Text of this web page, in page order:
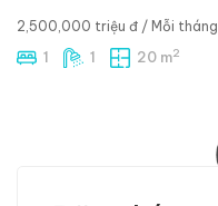
2,500,000 triệu đ / Mỗi tháng
1 1 20 m2